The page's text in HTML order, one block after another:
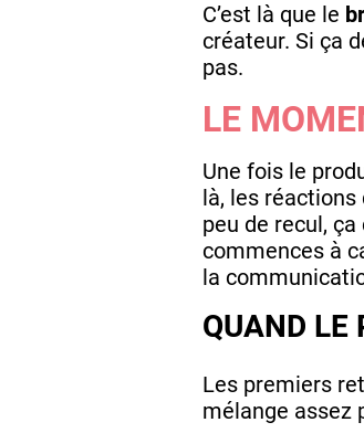
C’est là que le
créateur. Si ça
pas.
LE
Une fois le
là, les
peu de recul,
commences à
la
QUAND LE
Les premiers
mélange assez